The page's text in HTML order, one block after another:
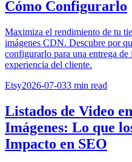
Cómo Configurarlo
Maximiza el rendimiento de tu
imágenes CDN. Descubre por
configurarlo para una entrega
experiencia del cliente.
Etsy2026-07-033 min read
Listados de Video
Imágenes: Lo que
Impacto en SEO